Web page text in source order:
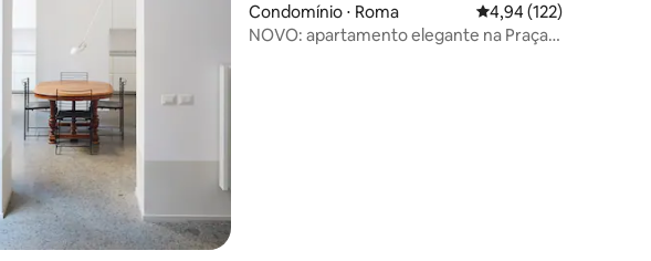
de 5, 151 avaliações Condomínio ⋅ Roma 4,94 de uma avaliação
4,94 (122)
NOVO: apartamento elegante na Praça